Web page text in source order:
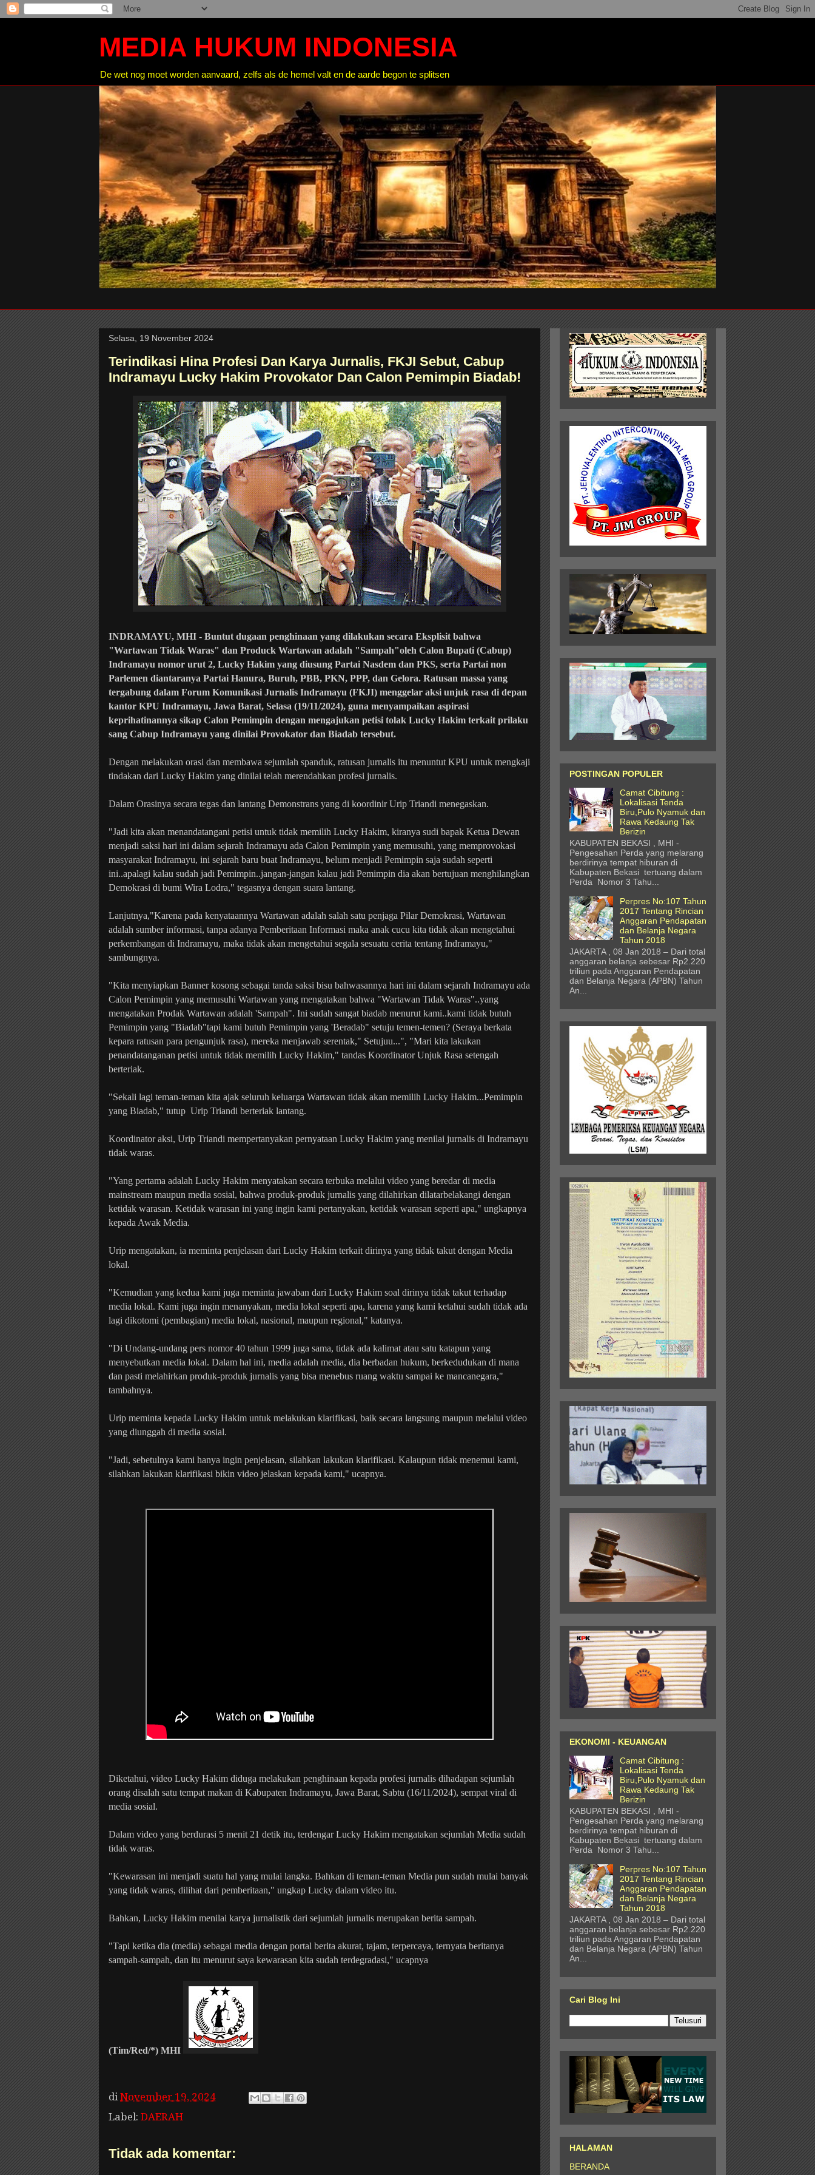
MEDIA HUKUM INDONESIA
De wet nog moet worden aanvaard, zelfs als de hemel valt en de aarde begon te splitsen
Selasa, 19 November 2024
Terindikasi Hina Profesi Dan Karya Jurnalis, FKJI Sebut, Cabup
Indramayu Lucky Hakim Provokator Dan Calon Pemimpin Biadab!
INDRAMAYU, MHI - Buntut dugaan penghinaan yang dilakukan secara Eksplisit bahwa
"Wartawan Tidak Waras" dan Produck Wartawan adalah "Sampah"oleh Calon Bupati (Cabup)
Indramayu nomor urut 2, Lucky Hakim yang diusung Partai Nasdem dan PKS, serta Partai non
Parlemen diantaranya Partai Hanura, Buruh, PBB, PKN, PPP, dan Gelora. Ratusan massa yang
tergabung dalam Forum Komunikasi Jurnalis Indramayu (FKJI) menggelar aksi unjuk rasa di depan
kantor KPU Indramayu, Jawa Barat, Selasa (19/11/2024), guna menyampaikan aspirasi
keprihatinannya sikap Calon Pemimpin dengan mengajukan petisi tolak Lucky Hakim terkait prilaku
sang Cabup Indramayu yang dinilai Provokator dan Biadab tersebut.
Dengan melakukan orasi dan membawa sejumlah spanduk, ratusan jurnalis itu menuntut KPU untuk mengkaji
tindakan dari Lucky Hakim yang dinilai telah merendahkan profesi jurnalis.
Dalam Orasinya secara tegas dan lantang Demonstrans yang di koordinirUrip Triandi menegaskan.
"Jadi kita akan menandatangani petisi untuk tidak memilih Lucky Hakim, kiranya sudi bapak Ketua Dewan
menjadi saksi hari ini dalam sejarah Indramayu ada Calon Pemimpin yang memusuhi, yang memprovokasi
masyarakat Indramayu, ini sejarah baru buat Indramayu, belum menjadi Pemimpin saja sudah seperti
ini..apalagi kalau sudah jadi Pemimpin..jangan-jangan kalau jadi Pemimpin dia akan bertujuan menghilangkan
Demokrasi di bumi Wira Lodra," tegasnya dengan suara lantang.
Lanjutnya,"Karena pada kenyataannya Wartawan adalah salah satu penjaga Pilar Demokrasi, Wartawan
adalah sumber informasi, tanpa adanya Pemberitaan Informasi maka anak cucu kita tidak akan mengetahui
perkembangan di Indramayu, maka tidak akan mengetahui segala sesuatu cerita tentang Indramayu,"
sambungnya.
"Kita menyiapkan Banner kosong sebagai tanda saksi bisu bahwasannya hari ini dalam sejarah Indramayu ada
Calon Pemimpin yang memusuhi Wartawan yang mengatakan bahwa "Wartawan Tidak Waras"..yang
mengatakan Prodak Wartawan adalah 'Sampah". Ini sudah sangat biadab menurut kami..kami tidak butuh
Pemimpin yang "Biadab"tapi kami butuh Pemimpin yang 'Beradab" setuju temen-temen? (Seraya berkata
kepara ratusan para pengunjuk rasa), mereka menjawab serentak," Setujuu...", "Mari kita lakukan
penandatanganan petisi untuk tidak memilih Lucky Hakim," tandas Koordinator Unjuk Rasa setengah
berteriak.
"Sekali lagi teman-teman kita ajak seluruh keluarga Wartawan tidak akan memilih Lucky Hakim...Pemimpin
yang Biadab," tutup Urip Triandi berteriak lantang.
Koordinator aksi, Urip Triandi mempertanyakan pernyataan Lucky Hakim yang menilai jurnalis di Indramayu
tidak waras.
"Yang pertama adalah Lucky Hakim menyatakan secara terbuka melalui video yang beredar di media
mainstream maupun media sosial, bahwa produk-produk jurnalis yang dilahirkan dilatarbelakangi dengan
ketidak warasan. Ketidak warasan ini yang ingin kami pertanyakan, ketidak warasan seperti apa," ungkapnya
kepada Awak Media.
Urip mengatakan, ia meminta penjelasan dari Lucky Hakim terkait dirinya yang tidak takut dengan Media
lokal.
"Kemudian yang kedua kami juga meminta jawaban dari Lucky Hakim soal dirinya tidak takut terhadap
media lokal. Kami juga ingin menanyakan, media lokal seperti apa, karena yang kami ketahui sudah tidak ada
lagi dikotomi (pembagian) media lokal, nasional, maupun regional," katanya.
"Di Undang-undang pers nomor 40 tahun 1999 juga sama, tidak ada kalimat atau satu katapun yang
menyebutkan media lokal. Dalam hal ini, media adalah media, dia berbadan hukum, berkedudukan di mana
dan pasti melahirkan produk-produk jurnalis yang bisa menebus ruang waktu sampai ke mancanegara,"
tambahnya.
Urip meminta kepada Lucky Hakim untuk melakukan klarifikasi, baik secara langsung maupun melalui video
yang diunggah di media sosial.
"Jadi, sebetulnya kami hanya ingin penjelasan, silahkan lakukan klarifikasi. Kalaupun tidak menemui kami,
silahkan lakukan klarifikasi bikin video jelaskan kepada kami," ucapnya.
Diketahui, video Lucky Hakim diduga melakukan penghinaan kepada profesi jurnalis dihadapan sejumlah
orang disalah satu tempat makan di Kabupaten Indramayu, Jawa Barat, Sabtu (16/11/2024), sempat viral di
media sosial.
Dalam video yang berdurasi 5 menit 21 detik itu, terdengar Lucky Hakim mengatakan sejumlah Media sudah
tidak waras.
"Kewarasan ini menjadi suatu hal yang mulai langka. Bahkan di teman-teman Media pun sudah mulai banyak
yang tidak waras, dilihat dari pemberitaan," ungkap Lucky dalam video itu.
Bahkan, Lucky Hakim menilai karya jurnalistik dari sejumlah jurnalis merupakan berita sampah.
"Tapi ketika dia (media) sebagai media dengan portal berita akurat, tajam, terpercaya, ternyata beritanya
sampah-sampah, dan itu menurut saya kewarasan kita sudah terdegradasi," ucapnya
(Tim/Red/*) MHI
diNovember 19, 2024
Label: DAERAH
Tidak ada komentar:
POSTINGAN POPULER
Camat Cibitung :
Lokalisasi Tenda
Biru,Pulo Nyamuk dan
Rawa Kedaung Tak
Berizin
KABUPATEN BEKASI , MHI -
Pengesahan Perda yang melarang
berdirinya tempat hiburan di
Kabupaten Bekasi tertuang dalam
Perda Nomor 3 Tahu...
Perpres No:107 Tahun
2017 Tentang Rincian
Anggaran Pendapatan
dan Belanja Negara
Tahun 2018
JAKARTA , 08 Jan 2018 – Dari total
anggaran belanja sebesar Rp2.220
triliun pada Anggaran Pendapatan
dan Belanja Negara (APBN) Tahun
An...
EKONOMI - KEUANGAN
Camat Cibitung :
Lokalisasi Tenda
Biru,Pulo Nyamuk dan
Rawa Kedaung Tak
Berizin
KABUPATEN BEKASI , MHI -
Pengesahan Perda yang melarang
berdirinya tempat hiburan di
Kabupaten Bekasi tertuang dalam
Perda Nomor 3 Tahu...
Perpres No:107 Tahun
2017 Tentang Rincian
Anggaran Pendapatan
dan Belanja Negara
Tahun 2018
JAKARTA , 08 Jan 2018 – Dari total
anggaran belanja sebesar Rp2.220
triliun pada Anggaran Pendapatan
dan Belanja Negara (APBN) Tahun
An...
Cari Blog Ini
HALAMAN
BERANDA